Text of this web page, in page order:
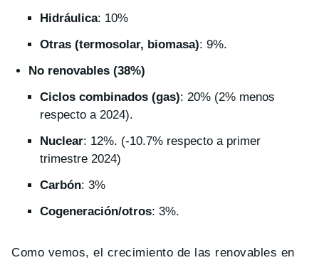
Hidráulica: 10%
Otras (termosolar, biomasa): 9%.
No renovables (38%)
Ciclos combinados (gas): 20% (2% menos
respecto a 2024).
Nuclear: 12%. (-10.7% respecto a primer
trimestre 2024)
Carbón: 3%
Cogeneración/otros: 3%.
Como vemos, el crecimiento de las renovables en